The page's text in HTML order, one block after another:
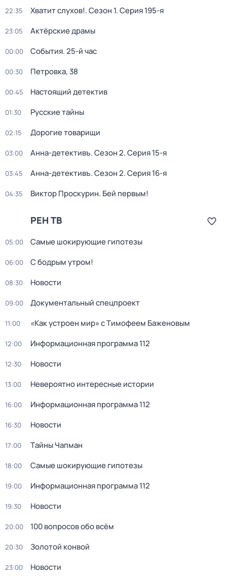
22:35 Хватит слухов!. Сезон 1. Серия 195-я
23:05 Актёрские драмы
00:00 События. 25-й час
00:30 Петровка, 38
00:45 Настоящий детектив
01:30 Русские тайны
02:15 Дорогие товарищи
03:00 Анна-детективъ. Сезон 2. Серия 15-я
03:45 Анна-детективъ. Сезон 2. Серия 16-я
04:35 Виктор Проскурин. Бей первым!
РЕН ТВ
05:00 Самые шoкиpующие гипотезы
06:00 С бодрым утром!
08:30 Новости
09:00 Документальный спецпроект
11:00 «Как устроен мир» с Тимофеем Баженовым
12:00 Информационная программа 112
12:30 Новости
13:00 Невероятно интересные истории
16:00 Информационная программа 112
16:30 Новости
17:00 Тaйны Чапман
18:00 Самые шoкиpующие гипотезы
19:00 Информационная программа 112
19:30 Новости
20:00 100 вопросов обо всём
20:30 Золотой конвой
23:00 Новости